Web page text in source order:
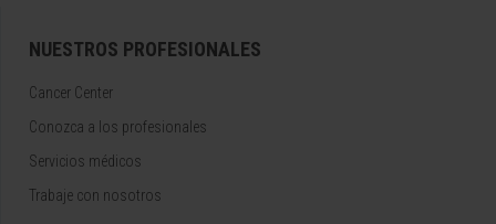
NUESTROS PROFESIONALES
Cancer Center
Conozca a los profesionales
Servicios médicos
Trabaje con nosotros